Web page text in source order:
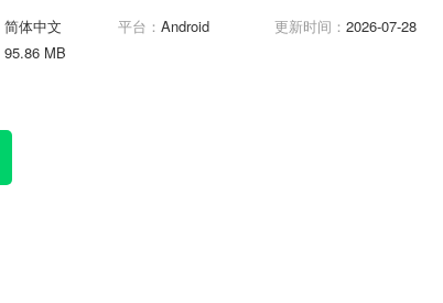
简体中文 平台： Android 更新时间： 2026-07-28
95.86 MB